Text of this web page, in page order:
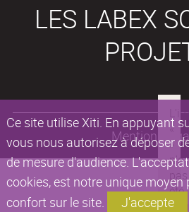
Ce site utilise Xiti. En appuyant
vous nous autorisez à déposer
de mesure d'audience.
cookies, est notre unique
confort sur le site.
J'accepte
LES LABEX
Mentions